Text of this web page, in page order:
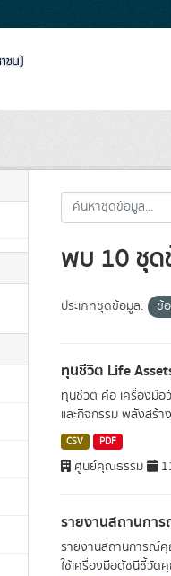
พบ 10 ชุด
ประเภทชุดข้อมูล: ข้
ทุนชีวิต Life
ทุนชีวิต คือ เครื่องมื
และกิจกรรม พลังสร้
CSV PDF
ศูนย์คุณธรรม
รายงานสถานกา
รายงานสถานการณ์คุ
ใช้เครื่องมือดัชนีชี้วัด